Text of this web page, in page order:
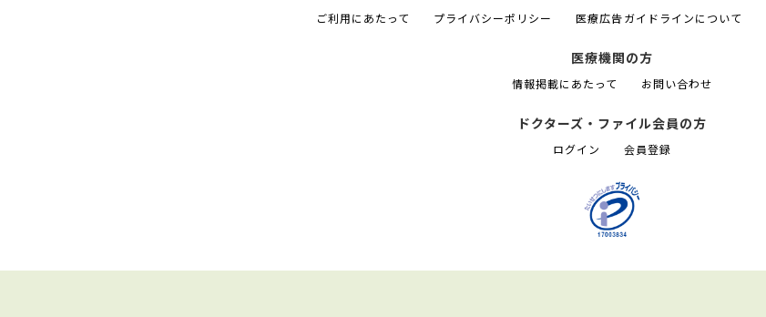
ご利用にあたって プライバシーポリシー 医療広告ガイドラインについて
医療機関の方
情報掲載にあたって お問い合わせ
ドクターズ・ファイル会員の方
ログイン 会員登録